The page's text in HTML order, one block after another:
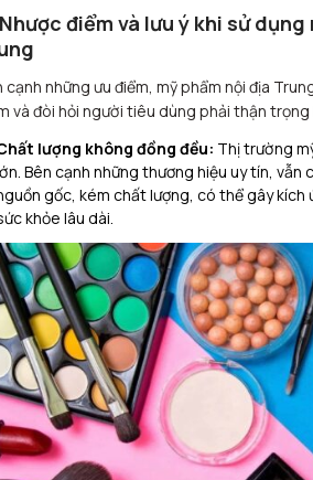
điểm và lưu ý khi sử dụng
cạnh những ưu điểm, mỹ phẩm nội địa
và đòi hỏi người tiêu dùng phải thận trọng
lượng không đồng đều: Thị trường
Bên cạnh những thương hiệu uy tín, vẫn
gốc, kém chất lượng, có thể gây kích
khỏe lâu dài.